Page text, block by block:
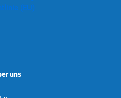
(EU)
uns